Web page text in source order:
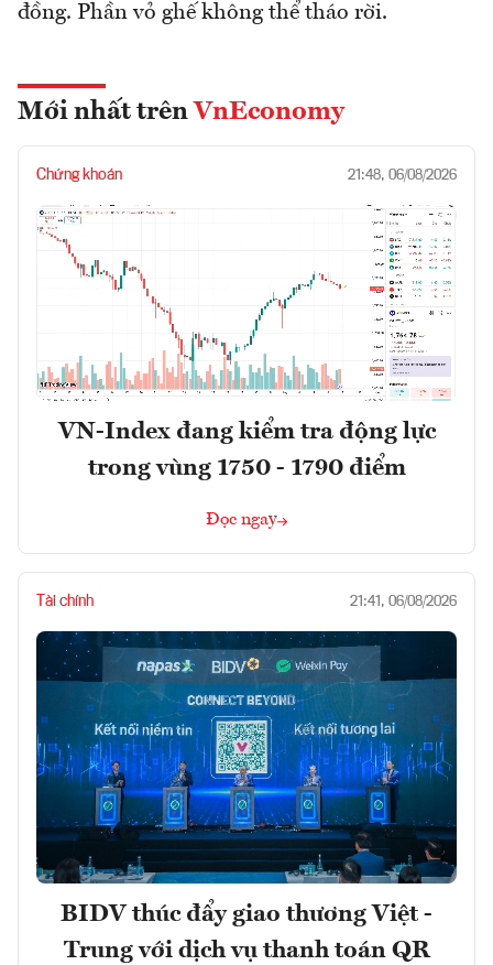
đồng. Phần vỏ ghế không thể tháo rời.
Mới nhất trên VnEconomy
Chứng khoán 21:48, 06/08/2026
VN-Index đang kiểm tra động lực
trong vùng 1750 - 1790 điểm
Đọc ngay
Tài chính 21:41, 06/08/2026
BIDV thúc đẩy giao thương Việt -
Trung với dịch vụ thanh toán QR